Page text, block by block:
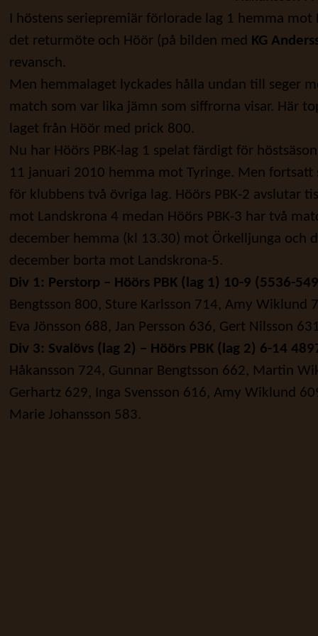
I höstens seriepremiär förlorade lag 1 hemma mot
det returmöte och Höör (på bilden med KG
revansch.
Men hemmalaget lyckades hålla undan till seger
match som var lika jämn som siffrorna visar. Här
laget från Höör med prick 800.
Nu har Höörs PBK-lag 1 spelat färdigt för
11 januari 2010 hemma mot Tyringe. Men
för klubbens två övriga lag. Höörs PBK-2 avslutar
mot Landskrona 4 medan Höörs PBK-3 har två
december hemma (kl 13.30) mot Örkelljunga och
december borta mot Landskrona-5.
Div 1: Perstorp – Höörs PBK (lag 1) 10-9 (5536-
Bengtsson 800, Sture Karlsson 714, Amy Wiklund
Eva Jönsson 688, Jan Persson 636, Gert Nilsson
Div 3: Svalövs (lag 2) – Höörs PBK (lag 2) 6-14
Håkansson 724, Gunnar Bengtsson 662, Martin
Gerhartz 629, Inga Svensson 616, Amy Wiklund
Marie Johansson 583.